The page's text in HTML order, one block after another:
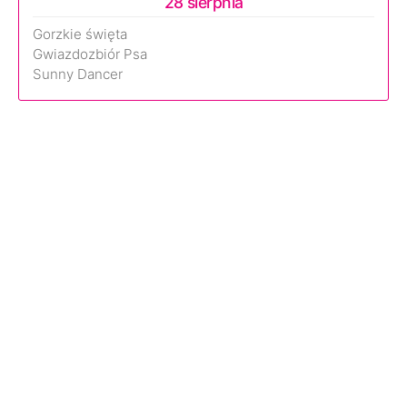
Gorzkie święta
Gwiazdozbiór Psa
Sunny Dancer